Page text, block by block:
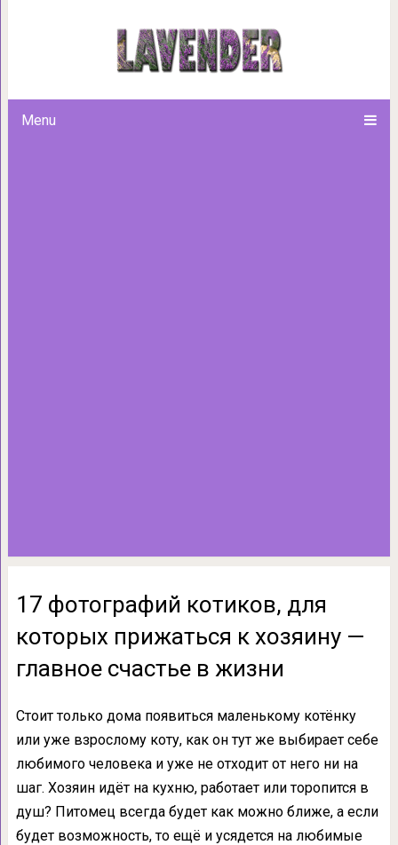
Menu
17 фотографий котиков, для
главное
17 фотографий котиков, для
которых прижаться к хозяину —
главное счастье в жизни
Стоит только дома появиться маленькому котёнку
или уже взрослому коту, как он тут же выбирает себе
любимого человека и уже не отходит от него ни на
шаг. Хозяин идёт на кухню, работает или торопится в
душ? Питомец всегда будет как можно ближе, а если
будет возможность, то ещё и усядется на любимые